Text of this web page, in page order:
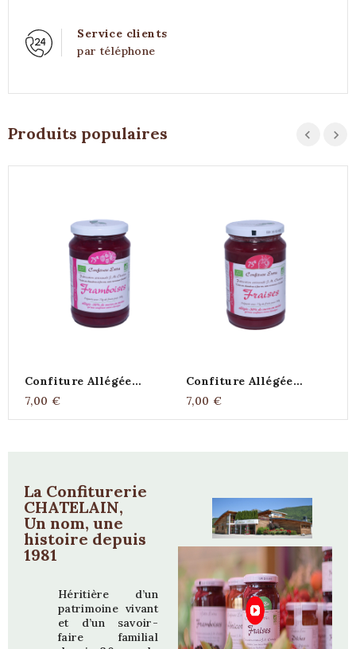
Service clients
par téléphone
Produits populaires
Confiture Allégée
Framboises BIO 390g
7,00 €
Confiture Allégée
Fraises BIO 390g
7,00 €
La Confiturerie
CHATELAIN,
Un nom, une
histoire depuis
1981
Héritière d’un
patrimoine vivant
et d’un savoir-
faire familial